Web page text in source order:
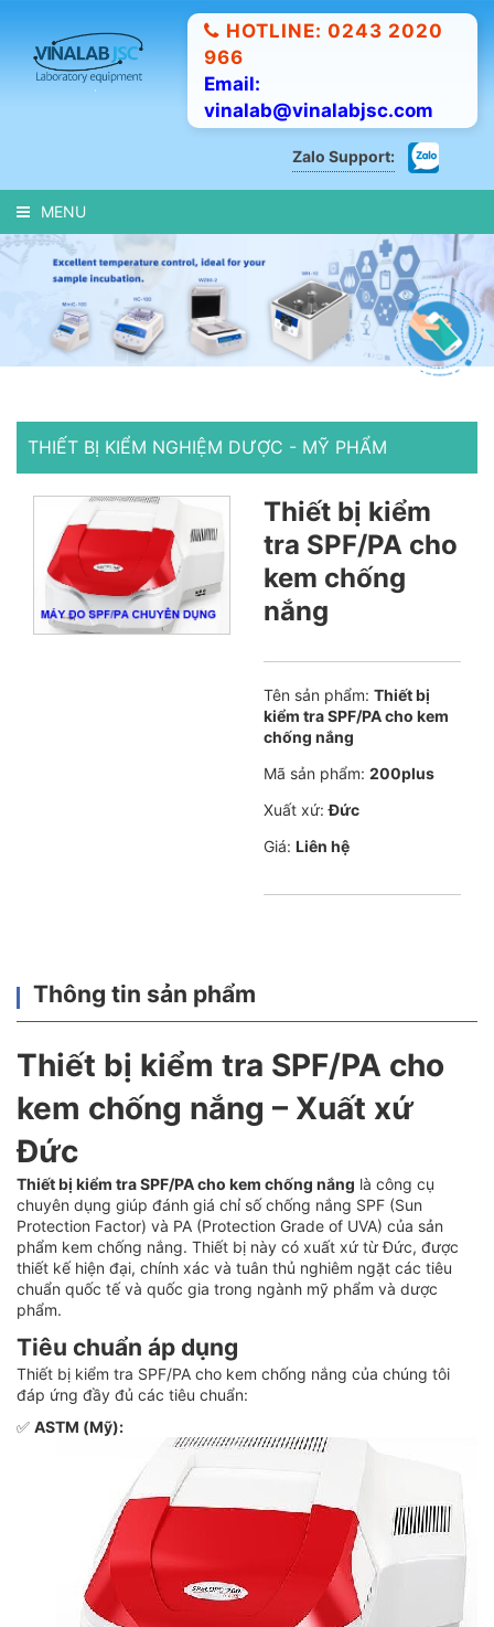
HOTLINE: 0243 2020
966
Email:
vinalab@vinalabjsc.com
Zalo Support:
MENU
THIẾT BỊ KIỂM NGHIỆM DƯỢC - MỸ PHẨM
Thiết bị kiểm
tra SPF/PA cho
kem chống
nắng
Tên sản phẩm: Thiết bị
kiểm tra SPF/PA cho kem
chống nắng
Mã sản phẩm: 200plus
Xuất xứ: Đức
Giá: Liên hệ
Thông tin sản phẩm
Thiết bị kiểm tra SPF/PA cho
kem chống nắng – Xuất xứ
Đức
Thiết bị kiểm tra SPF/PA cho kem chống nắng là công cụ
chuyên dụng giúp đánh giá chỉ số chống nắng SPF (Sun
Protection Factor) và PA (Protection Grade of UVA) của sản
phẩm kem chống nắng. Thiết bị này có xuất xứ từ Đức, được
thiết kế hiện đại, chính xác và tuân thủ nghiêm ngặt các tiêu
chuẩn quốc tế và quốc gia trong ngành mỹ phẩm và dược
phẩm.
Tiêu chuẩn áp dụng
Thiết bị kiểm tra SPF/PA cho kem chống nắng của chúng tôi
đáp ứng đầy đủ các tiêu chuẩn:
✅ ASTM (Mỹ):